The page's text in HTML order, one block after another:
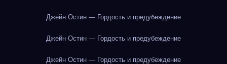
Джейн Остин — Гордость и предубеждение
Джейн Остин — Гордость и предубеждение
Джейн Остин — Гордость и предубеждение